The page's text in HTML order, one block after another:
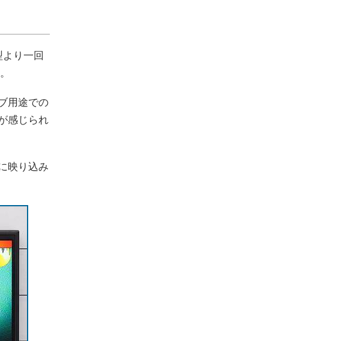
り一回
用途での
感じられ
映り込み